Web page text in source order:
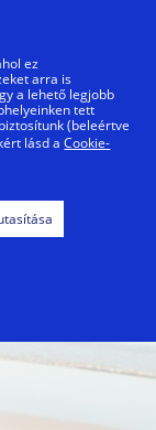
ez
arra is
a lehető legjobb
tett
(beleértve
lásd aCookie-